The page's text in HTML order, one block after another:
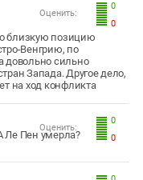
0
0
Оценить:
близкую позицию
Венгрию, по
довольно сильно
Запада. Другое дело,
на ход конфликта
0
0
Оценить:
Ле Пен умерла?